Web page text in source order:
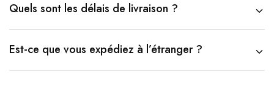
Quels sont les délais de livraison ?
Est-ce que vous expédiez à l’étranger ?